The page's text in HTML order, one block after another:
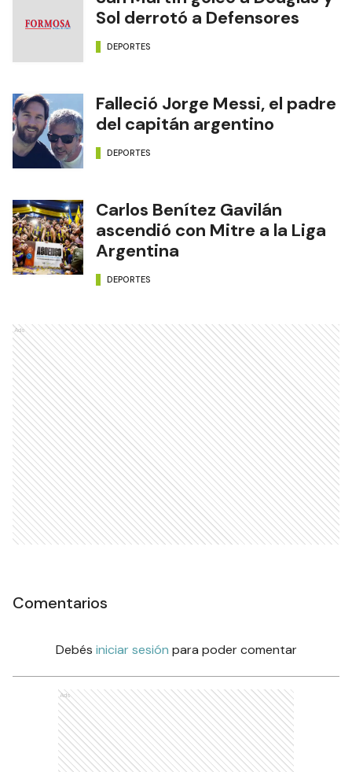
Sol derrotó a Defensores
DEPORTES
Falleció Jorge Messi, el padre
del capitán argentino
DEPORTES
Carlos Benítez Gavilán
ascendió con Mitre a la Liga
Argentina
DEPORTES
Ads
Comentarios
Debés iniciar sesión para poder comentar
Ads